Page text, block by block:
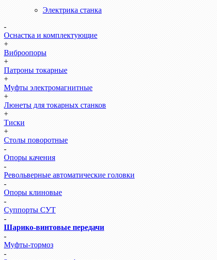
Электрика станка
-
Оснастка и комплектующие
+
Виброопоры
+
Патроны токарные
+
Муфты электромагнитные
+
Люнеты для токарных станков
+
Тиски
+
Столы поворотные
-
Опоры качения
-
Револьверные автоматические головки
-
Опоры клиновые
-
Суппорты СУТ
-
Шарико-винтовые передачи
-
Муфты-тормоз
-